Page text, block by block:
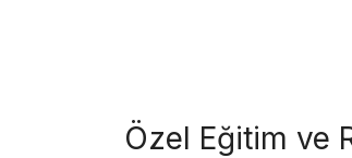
Özel Eğitim ve